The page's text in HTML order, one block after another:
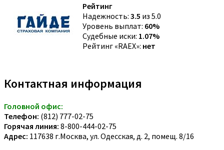
Рейтинг
Надежность: 3.5 из 5.0
Уровень выплат: 60%
Судебные иски: 1.07%
Рейтинг «RAEX»: нет
Контактная информация
Головной офис:
Телефон: (812) 777-02-75
Горячая линия: 8-800-444-02-75
Адрес: 117638 г.Москва, ул. Одесская, д. 2, помещ. 8/16